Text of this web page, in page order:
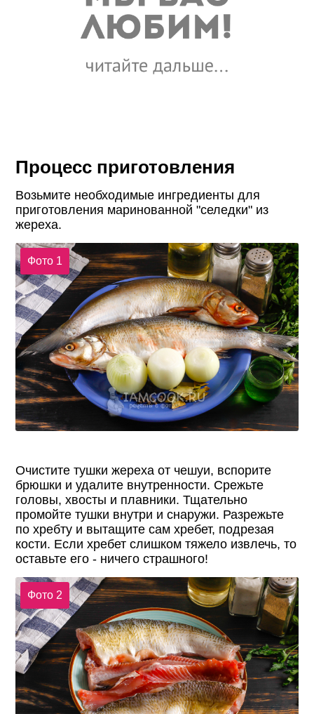
Процесс приготовления
Возьмите необходимые ингредиенты для
приготовления маринованной "селедки" из
жереха.
Фото 1
Очистите тушки жереха от чешуи, вспорите
брюшки и удалите внутренности. Срежьте
головы, хвосты и плавники. Тщательно
промойте тушки внутри и снаружи. Разрежьте
по хребту и вытащите сам хребет, подрезая
кости. Если хребет слишком тяжело извлечь, то
оставьте его - ничего страшного!
Фото 2